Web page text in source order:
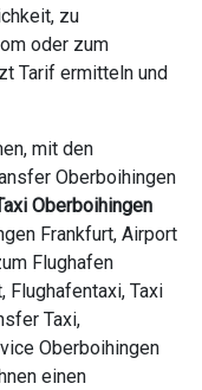
zu
oder zum
Tarif ermitteln und
mit den
Oberboihingen
Oberboihingen
Frankfurt, Airport
Flughafen
Flughafentaxi, Taxi
Taxi,
Oberboihingen
einen